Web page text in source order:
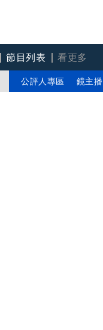
節目列表
看更多
公評人專區 鏡主播